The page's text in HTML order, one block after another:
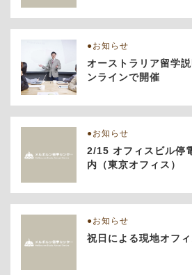
お知らせ
オーストラリア留学
ンラインで開催
お知らせ
2/15 オフィスビル停
内（東京オフィス）
お知らせ
祝日による現地オフ